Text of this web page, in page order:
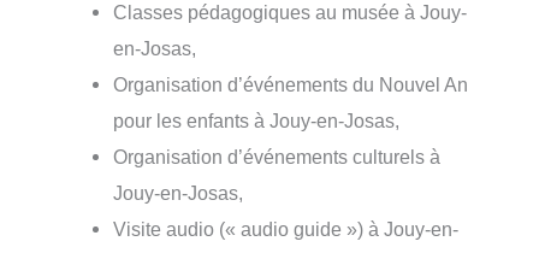
Classes pédagogiques au musée à Jouy-
en-Josas,
Organisation d’événements du Nouvel An
pour les enfants à Jouy-en-Josas,
Organisation d’événements culturels à
Jouy-en-Josas,
Visite audio (« audio guide ») à Jouy-en-